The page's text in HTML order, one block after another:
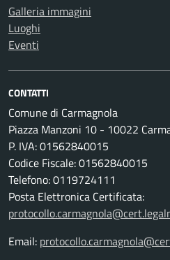
Galleria immagini
Luoghi
Eventi
CONTATTI
Comune di Carmagnola
Piazza Manzoni 10 - 10022
P. IVA: 01562840015
Codice Fiscale: 01562840015
Telefono: 0119724111
Posta Elettronica Certificata:
Email: